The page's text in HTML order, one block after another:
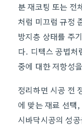
분 재코팅 또는 전
처럼 미끄럼 규정
방지층 상태를 주
다. 디텍스 공법처
중에 대한 저항성
정리하면 시공 전
에 맞는 재료 선택
시바닥시공의 성